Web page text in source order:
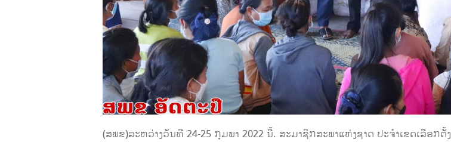
(ສພຂ)ລະຫວ່າງວັນທີ 24-25 ກຸມພາ 2022 ນີ້. ສະມາຊິກສະພາແຫ່ງຊາດ ປະຈໍາເຂດເລືອກ